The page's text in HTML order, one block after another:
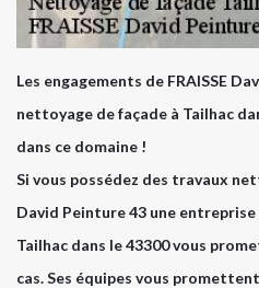
Les engagements de FRAISSE
nettoyage de façade à Tailhac
dans ce domaine !
Si vous possédez des travaux
David Peinture 43 une
Tailhac dans le 43300 vous
cas. Ses équipes vous